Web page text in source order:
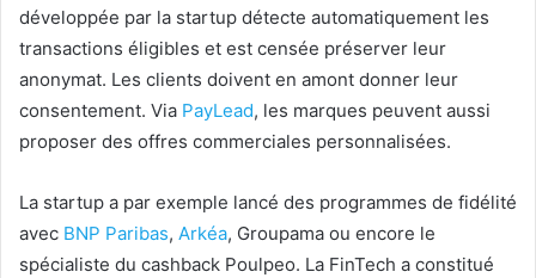
développée par la startup détecte automatiquement les
transactions éligibles et est censée préserver leur
anonymat. Les clients doivent en amont donner leur
consentement. Via PayLead, les marques peuvent aussi
proposer des offres commerciales personnalisées.
La startup a par exemple lancé des programmes de fidélité
avec BNP Paribas, Arkéa, Groupama ou encore le
spécialiste du cashback Poulpeo. La FinTech a constitué